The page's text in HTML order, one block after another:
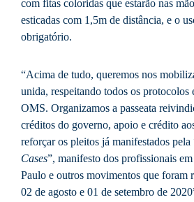
com fitas coloridas que estarão nas
esticadas com 1,5m de distância, e o
obrigatório.
“Acima de tudo, queremos nos
unida, respeitando todos os protocolos
OMS. Organizamos a passeata
créditos do governo, apoio e crédito
reforçar os pleitos já manifestados pela
Cases”, manifesto dos profissionais
Paulo e outros movimentos que foram
02 de agosto e 01 de setembro de